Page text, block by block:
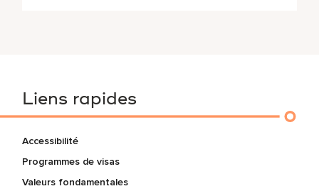
Liens rapides
Accessibilité
Programmes de visas
Valeurs fondamentales